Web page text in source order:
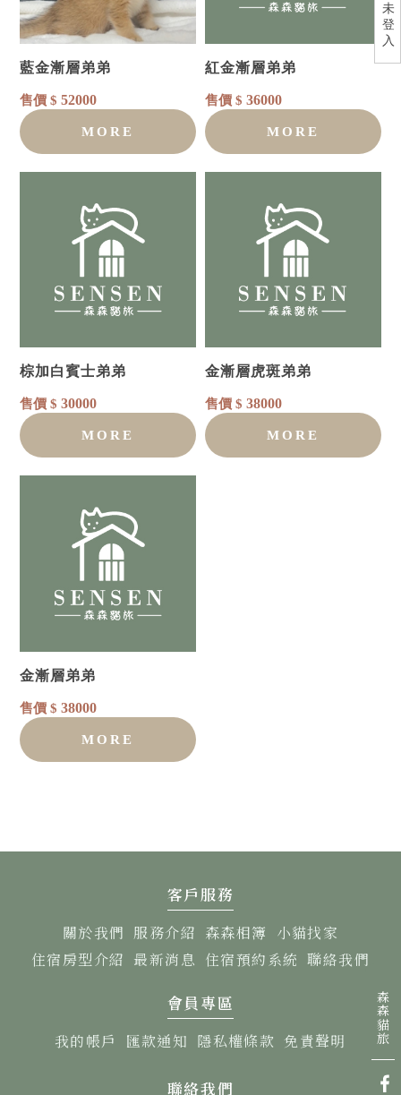
未
登
入
藍金漸層弟弟
售價 $52000
MORE
紅金漸層弟弟
售價 $ 36000
MORE
棕加白賓士弟弟
售價 $30000
MORE
金漸層虎斑弟弟
售價 $ 38000
MORE
金漸層弟弟
售價 $38000
MORE
客戶服務
關於我們 服務介紹 森森相簿
小貓找家
住宿房型介紹 最新消息 住宿預約系統 聯絡我們
會員專區
我的帳戶 匯款通知 隱私權條款 免責聲明
聯絡我們